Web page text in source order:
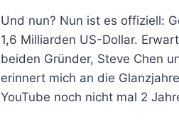
Und nun? Nun ist es offiziell:
1,6 Milliarden US-Dollar.
beiden Gründer, Steve Chen
erinnert mich an die
YouTube noch nicht mal 2